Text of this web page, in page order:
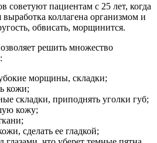
советуют пациентам с 25 лет, когда
выработка коллагена организмом и
обвисать, морщинится.
решить множество
морщины, складки;
кожи;
складки, приподнять уголки губ;
кожу;
сделать ее гладкой;